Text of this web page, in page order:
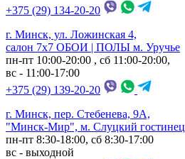
+375 (29) 134-20-20
г. Минск, ул. Ложинская 4,
салон 7х7 ОБОИ | ПОЛЫ м. Уручье
пн-пт 10:00-20:00 , сб 11:00-20:00,
вс - 11:00-17:00
+375 (29) 139-20-20
г. Минск, пер. Стебенева, 9А,
"Минск-Мир", м. Слуцкий гостинец
пн-пт 8:30-18:00, сб 8:30-17:00
вс - выходной